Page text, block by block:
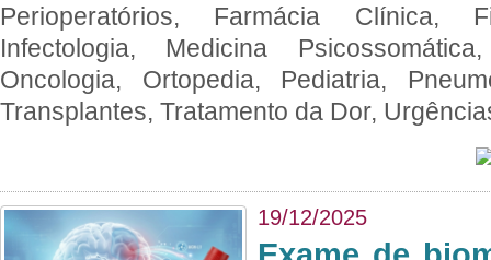
Perioperatórios, Farmácia Clínica,
Infectologia, Medicina
Oncologia, Ortopedia, Pediatria,
Transplantes, Tratamento da Dor,
19/12/2025